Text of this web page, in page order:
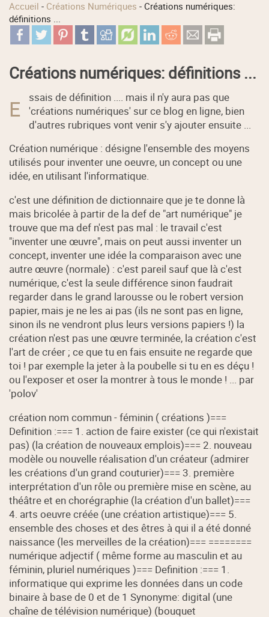
Accueil - Créations Numériques -Créations numériques:
définitions ...
Créations numériques: définitions ...
E
ssais de définition .... mais il n'y aura pas que
'créations numériques' sur ce blog en ligne, bien
d'autres rubriques vont venir s'y ajouter ensuite ...
Création numérique : désigne l'ensemble des moyens
utilisés pour inventer une oeuvre, un concept ou une
idée, en utilisant l'informatique.
c'est une définition de dictionnaire que je te donne là
mais bricolée à partir de la def de "art numérique" je
trouve que ma def n'est pas mal : le travail c'est
"inventer une œuvre", mais on peut aussi inventer un
concept, inventer une idée la comparaison avec une
autre œuvre (normale) : c'est pareil sauf que là c'est
numérique, c'est la seule différence sinon faudrait
regarder dans le grand larousse ou le robert version
papier, mais je ne les ai pas (ils ne sont pas en ligne,
sinon ils ne vendront plus leurs versions papiers !) la
création n'est pas une œuvre terminée, la création c'est
l'art de créer ; ce que tu en fais ensuite ne regarde que
toi ! par exemple la jeter à la poubelle si tu en es déçu !
ou l'exposer et oser la montrer à tous le monde ! ... par
'polov'
création nom commun - féminin ( créations )===
Definition :=== 1. action de faire exister (ce qui n'existait
pas) (la création de nouveaux emplois)=== 2. nouveau
modèle ou nouvelle réalisation d'un créateur (admirer
les créations d'un grand couturier)=== 3. première
interprétation d'un rôle ou première mise en scène, au
théâtre et en chorégraphie (la création d'un ballet)===
4. arts oeuvre créée (une création artistique)=== 5.
ensemble des choses et des êtres à qui il a été donné
naissance (les merveilles de la création)=== ========
numérique adjectif ( même forme au masculin et au
féminin, pluriel numériques )=== Definition :=== 1.
informatique qui exprime les données dans un code
binaire à base de 0 et de 1 Synonyme: digital (une
chaîne de télévision numérique) (bouquet